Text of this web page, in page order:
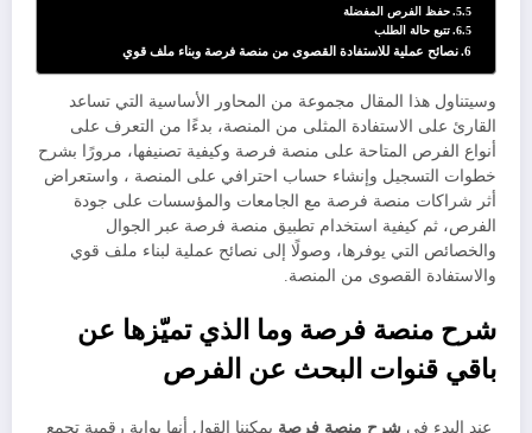
حفظ الفرص المفضلة
تتبع حالة الطلب
نصائح عملية للاستفادة القصوى من منصة فرصة وبناء ملف قوي
وسيتناول هذا المقال مجموعة من المحاور الأساسية التي تساعد
القارئ على الاستفادة المثلى من المنصة، بدءًا من التعرف على
أنواع الفرص المتاحة على منصة فرصة وكيفية تصنيفها، مرورًا بشرح
خطوات التسجيل وإنشاء حساب احترافي على المنصة ، واستعراض
أثر شراكات منصة فرصة مع الجامعات والمؤسسات على جودة
الفرص، ثم كيفية استخدام تطبيق منصة فرصة عبر الجوال
والخصائص التي يوفرها، وصولًا إلى نصائح عملية لبناء ملف قوي
والاستفادة القصوى من المنصة.
شرح منصة فرصة وما الذي تميّزها عن
باقي قنوات البحث عن الفرص
عند البدء في شرح منصة فرصة يمكننا القول أنها بوابة رقمية تجمع